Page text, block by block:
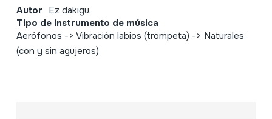
Autor Ez dakigu.
Tipo de Instrumento de música
Aerófonos -> Vibración labios (trompeta) -> Naturales
(con y sin agujeros)